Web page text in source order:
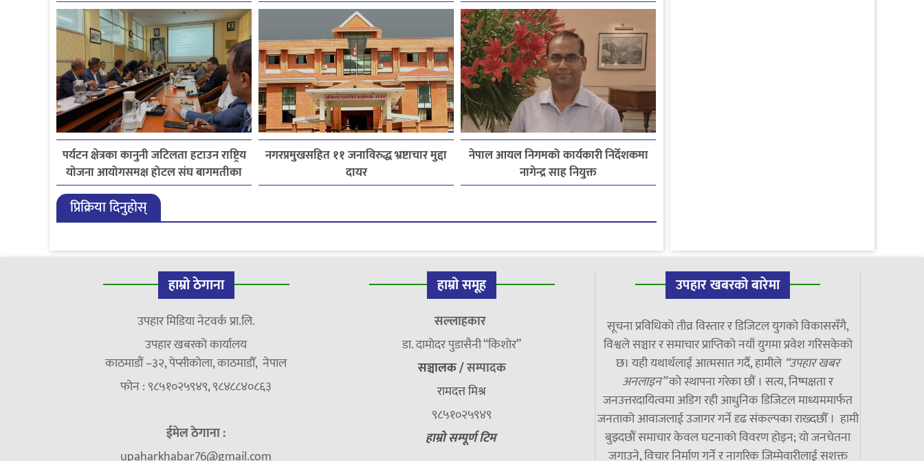
पर्यटन क्षेत्रका कानुनी जटिलता हटाउन राष्ट्रिय
योजना आयोगसमक्ष होटल संघ बागमतीका
पाँचबुँदे माग
नगरप्रमुखसहित ११ जनाविरुद्ध भ्रष्टाचार मुद्दा
दायर
नेपाल आयल निगमको कार्यकारी निर्देशकमा
नागेन्द्र साह नियुक्त
प्रिक्रिया दिनुहोस्
हाम्रो ठेगाना
उपहार मिडिया नेटवर्क प्रा.लि.
उपहार खबरको कार्यालय
काठमाडौं –३२, पेप्सीकोला, काठमाडौँ, नेपाल
फोन : ९८५१०२५९४९, ९८४८८४०८६३
ईमेल ठेगाना :
हाम्रो समूह
सल्लाहकार
डा. दामाेदर पुडासैनी “किशाेर”
सञ्चालक /सम्पादक
रामदत्त मिश्र
९८५१०२५९४९
हाम्रो सम्पूर्ण टिम
उपहार खबरको बारेमा
सूचना प्रविधिको तीव्र विस्तार र डिजिटल युगको विकाससँगै,
विश्वले सञ्चार र समाचार प्राप्तिको नयाँ युगमा प्रवेश गरिसकेको
छ। यही यथार्थलाई आत्मसात गर्दै, हामीले “उपहार खबर
अनलाइन”को स्थापना गरेका छौं । सत्य, निष्पक्षता र
जनउत्तरदायित्वमा अडिग रही आधुनिक डिजिटल माध्यममार्फत
जनताको आवाजलाई उजागर गर्ने दृढ संकल्पका राख्दछौँ । हामी
बुझ्दछौं समाचार केवल घटनाको विवरण होइन; यो जनचेतना
जगाउने, विचार निर्माण गर्ने र नागरिक जिम्मेवारीलाई सशक्त